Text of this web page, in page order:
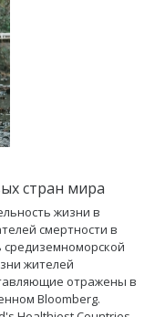
стран мира
жизни в
смертности в
средиземноморской
жителей
отражены в
Bloomberg.